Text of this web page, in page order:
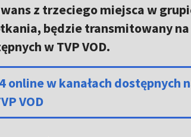
z trzeciego miejsca w
będzie transmitowany na
w TVP VOD.
online w kanałach dostępnych
VOD